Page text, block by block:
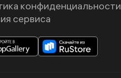
конфиденциальности
сервиса